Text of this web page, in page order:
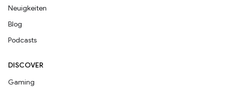
Neuigkeiten
Blog
Podcasts
DISCOVER
Gaming